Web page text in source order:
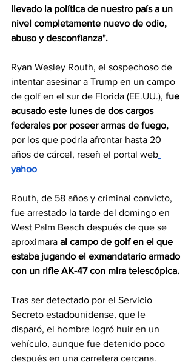
llevado la política de nuestro país a un
nivel completamente nuevo de odio,
abuso y desconfianza".
Ryan Wesley Routh, el sospechoso de
intentar asesinar a Trump en un campo
de golf en el sur de Florida (EE.UU.), fue
acusado este lunes de dos cargos
federales por poseer armas de fuego,
por los que podría afrontar hasta 20
años de cárcel, reseñ el portal web
yahoo
Routh, de 58 años y criminal convicto,
fue arrestado la tarde del domingo en
West Palm Beach después de que se
aproximara al campo de golf en el que
estaba jugando el exmandatario armado
con un rifle AK-47 con mira telescópica.
Tras ser detectado por el Servicio
Secreto estadounidense, que le
disparó, el hombre logró huir en un
vehículo, aunque fue detenido poco
después en una carretera cercana.